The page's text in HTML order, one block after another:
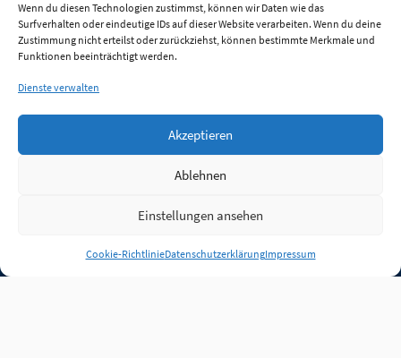
Wenn du diesen Technologien zustimmst, können wir Daten wie das
Surfverhalten oder eindeutige IDs auf dieser Website verarbeiten. Wenn du deine
Zustimmung nicht erteilst oder zurückziehst, können bestimmte Merkmale und
Funktionen beeinträchtigt werden.
Dienste verwalten
Akzeptieren
Ablehnen
Einstellungen ansehen
Cookie-RichtlinieDatenschutzerklärungImpressum
Anmelden
Jobs Partner FAQ Quellen